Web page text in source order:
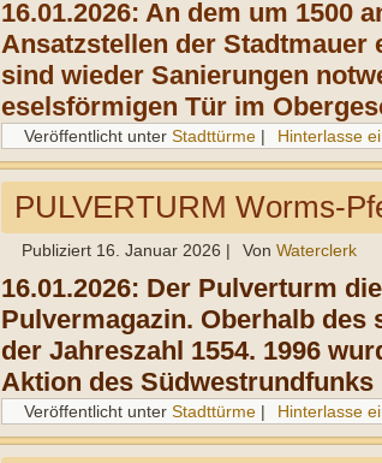
16.01.2026: An dem um 1500
Ansatzstellen der Stadtmauer
sind wieder Sanierungen
eselsförmigen Tür im
Veröffentlicht unter Stadttürme | Hinterlasse
PULVERTURM Worms-
Publiziert 16. Januar 2026 | Von Waterclerk
16.01.2026: Der Pulverturm
Pulvermagazin. Oberhalb
der Jahreszahl 1554. 1996
Aktion des
Veröffentlicht unter Stadttürme | Hinterlasse